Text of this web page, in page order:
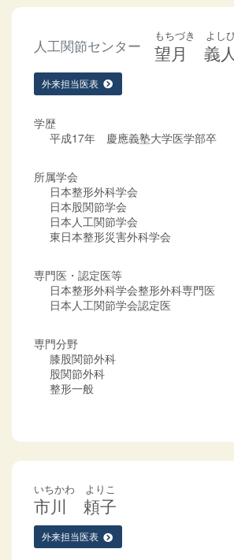
人工関節センター
もちづき よし
望月 義人
外来担当医表
学歴
平成17年 慶應義塾大学医学部卒
所属学会
日本整形外科学会
日本股関節学会
日本人工関節学会
東日本整形災害外科学会
専門医・認定医等
日本整形外科学会整形外科専門医
日本人工関節学会認定医
専門分野
膝股関節外科
股関節外科
整形一般
いちかわ よりこ
市川 頼子
外来担当医表